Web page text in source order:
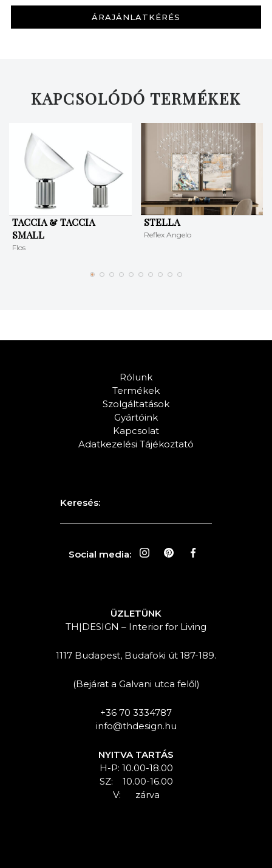
ÁRAJÁNLATKÉRÉS
KAPCSOLÓDÓ TERMÉKEK
TACCIA & TACCIA
SMALL
Flos
STELLA
Reflex Angelo
Rólunk
Termékek
Szolgáltatások
Gyártóink
Kapcsolat
Adatkezelési Tájékoztató
Keresés:
Social media:
ÜZLETÜNK
TH|DESIGN – Interior for Living
1117 Budapest, Budafoki út 187-189.
(Bejárat a Galvani utca felől)
+36 70 3334787
info@thdesign.hu
NYITVA TARTÁS
H-P: 10.00-18.00
SZ: 10.00-16.00
V: zárva